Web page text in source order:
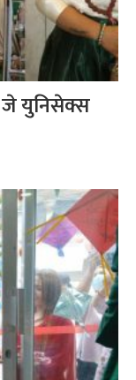
जे युनिसेक्स